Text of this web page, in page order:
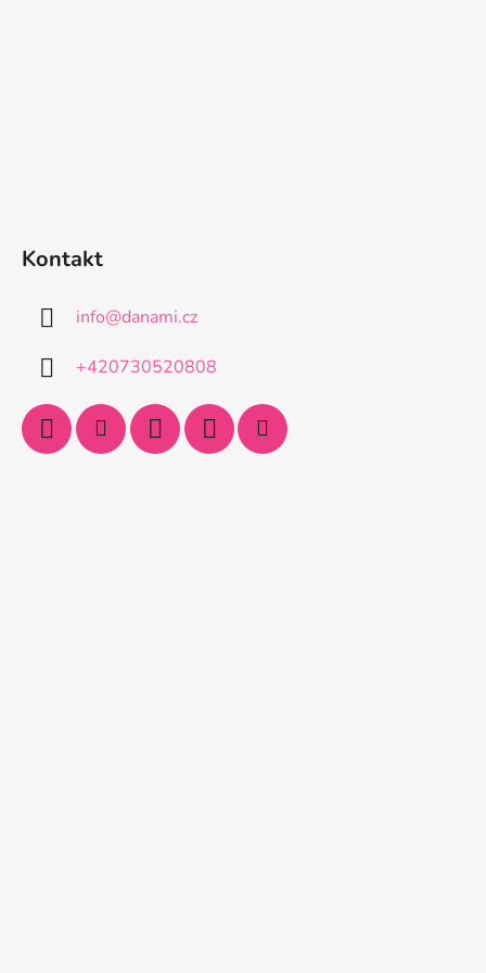
Kontakt
info@danami.cz
+420730520808